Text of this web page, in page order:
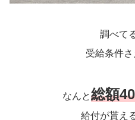
調べて
受給条件
なんと総額
給付が貰え